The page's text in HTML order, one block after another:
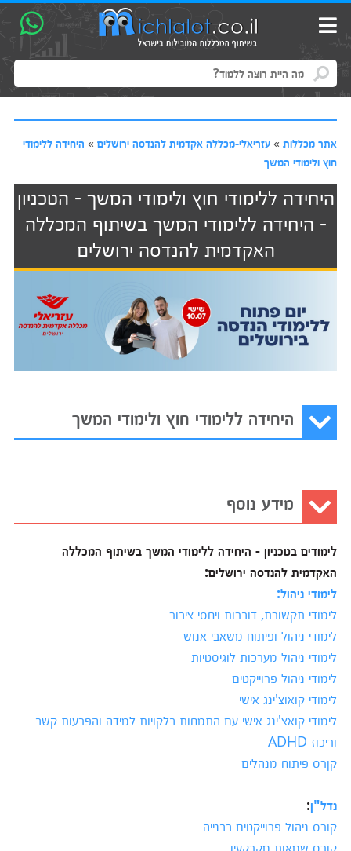
אתר מכללות» עזריאלי-מכללה אקדמית להנדסה ירושלים» היחידה ללימודי
חוץ ולימודי המשך
היחידה ללימודי חוץ ולימודי המשך - הטכניון
- היחידה ללימודי המשך בשיתוף המכללה
האקדמית להנדסה ירושלים
היחידה ללימודי חוץ ולימודי המשך
מידע נוסף
לימודים בטכניון - היחידה ללימודי המשך בשיתוף המכללה
האקדמית להנדסה ירושלים:
לימודי ניהול:
לימודי תקשורת, דוברות ויחסי ציבור
לימודי ניהול ופיתוח משאבי אנוש
לימודי ניהול מערכות לוגיסטיות
לימודי ניהול פרוייקטים
לימודי קואוצ'ינג אישי
לימודי קואצ'ינג אישי עם התמחות בלקויות למידה והפרעות קשב
וריכוז ADHD
קןרס פיתוח מנהלים
נדל"ן:
קורס ניהול פרוייקטים בבנייה